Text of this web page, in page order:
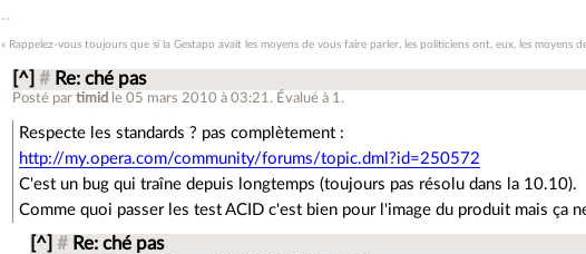
« Rappelez-vous toujours que si la Gestapo avait les moyens de vous faire parler, les politiciens ont, eux, les moyens
[^] # Re: ché pas
Posté partimid le 05 mars 2010 à 03:21 . Évalué à 1 .
Respecte les standards ? pas complètement :
http://my.opera.com/community/forums/topic.dml?id=250572
C'est un bug qui traîne depuis longtemps (toujours pas résolu dans la 10.10).
Comme quoi passer les test ACID c'est bien pour l'image du produit mais ça
[^] # Re: ché pas